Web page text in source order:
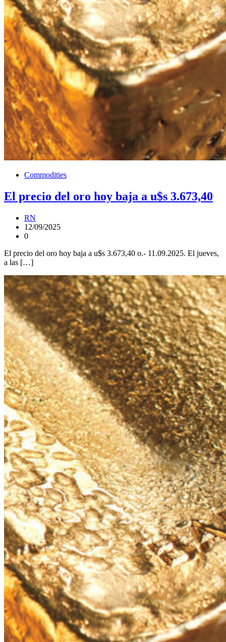
Commodities
El precio del oro hoy baja a u$s 3.673,40
RN
12/09/2025
0
El precio del oro hoy baja a u$s 3.673,40 o.- 11.09.2025. El jueves,
a las […]